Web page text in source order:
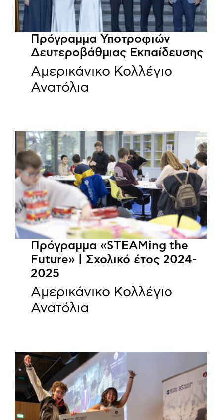
Πρόγραμμα Υποτροφιών
Δευτεροβάθμιας Εκπαίδευσης
Αμερικάνικο Κολλέγιο
Ανατόλια
Πρόγραμμα «STEAMing the
Future» | Σχολικό έτος 2024-
2025
Αμερικάνικο Κολλέγιο
Ανατόλια